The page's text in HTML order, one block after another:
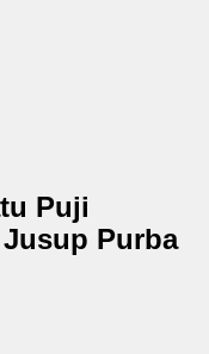
Puji
Purba